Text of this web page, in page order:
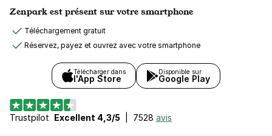
Zenpark est présent sur votre smartphone
Téléchargement gratuit
Réservez, payez et ouvrez avec votre smartphone
Télécharger dans
l'App Store
Disponible sur
Google Play
Trustpilot Excellent 4,3/5 7528 avis